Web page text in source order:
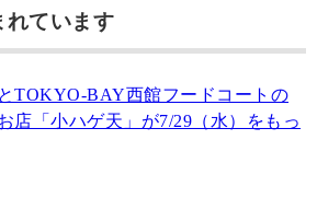
れています
TOKYO‐BAY西館フードコートの
店「小ハゲ天」が7/29（水）をもっ